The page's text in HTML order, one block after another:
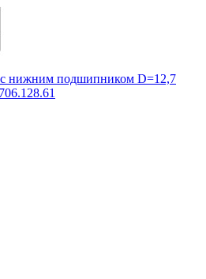
с нижним подшипником D=12,7